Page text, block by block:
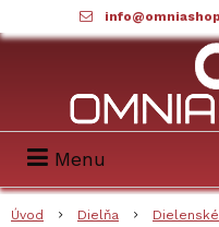
Menu
Úvod Dielňa